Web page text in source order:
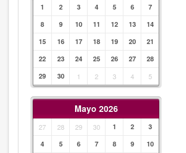
1 2 3 4 5 6
7
8
9 10 11 12 13
14
15
16 17 18 19 20
21
22
23 24 25 26 27
28
29
30 1 2 3 4 5
Mayo 2026
27 28 29 30 1 2
3
4
5 6 7 8 9
10